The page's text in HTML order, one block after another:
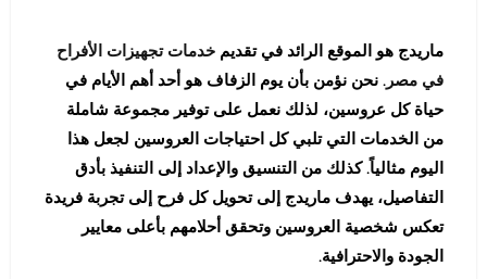
ماريدج هو الموقع الرائد في تقديم خدمات تجهيزات الأفراح
في مصر . نحن نؤمن بأن يوم الزفاف هو أحد أهم الأيام في
حياة كل عروسين، لذلك نعمل على توفير مجموعة شاملة
من الخدمات التي تلبي كل احتياجات العروسين لجعل هذا
اليوم مثالياً. كذلك من التنسيق والإعداد إلى التنفيذ بأدق
التفاصيل، يهدف ماريدج إلى تحويل كل فرح إلى تجربة فريدة
تعكس شخصية العروسين وتحقق أحلامهم بأعلى معايير
الجودة والاحترافية.